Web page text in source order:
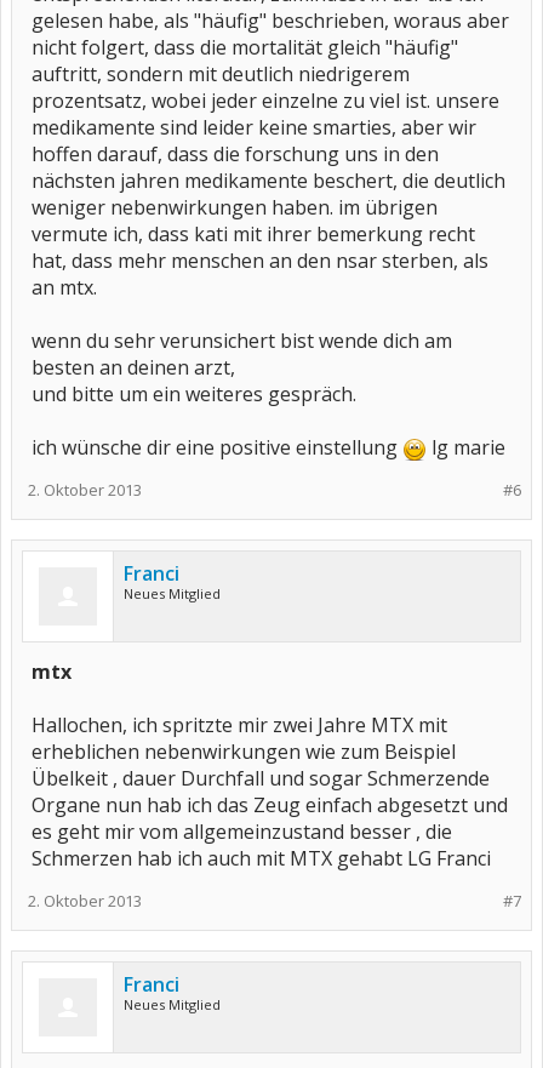
gelesen habe, als "häufig" beschrieben, woraus aber
nicht folgert, dass die mortalität gleich "häufig"
auftritt, sondern mit deutlich niedrigerem
prozentsatz, wobei jeder einzelne zu viel ist. unsere
medikamente sind leider keine smarties, aber wir
hoffen darauf, dass die forschung uns in den
nächsten jahren medikamente beschert, die deutlich
weniger nebenwirkungen haben. im übrigen
vermute ich, dass kati mit ihrer bemerkung recht
hat, dass mehr menschen an den nsar sterben, als
an mtx.
wenn du sehr verunsichert bist wende dich am
besten an deinen arzt,
und bitte um ein weiteres gespräch.
ich wünsche dir eine positive einstellung
lg marie
#6
2. Oktober 2013
Franci
Neues Mitglied
mtx
Hallochen, ich spritzte mir zwei Jahre MTX mit
erheblichen nebenwirkungen wie zum Beispiel
Übelkeit , dauer Durchfall und sogar Schmerzende
Organe nun hab ich das Zeug einfach abgesetzt und
es geht mir vom allgemeinzustand besser , die
Schmerzen hab ich auch mit MTX gehabt LG Franci
#7
2. Oktober 2013
Franci
Neues Mitglied